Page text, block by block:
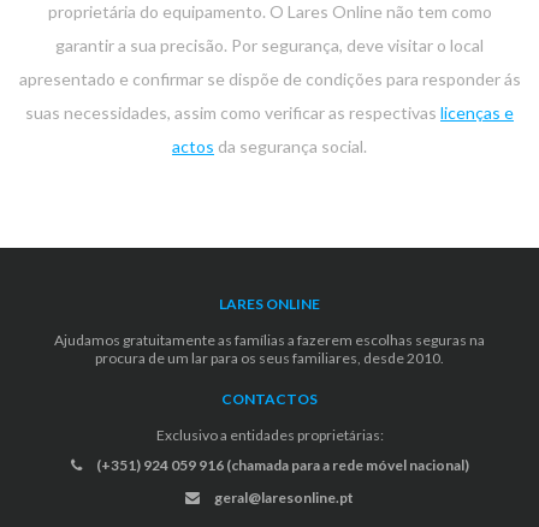
proprietária do equipamento. O Lares Online não tem como
garantir a sua precisão. Por segurança, deve visitar o local
apresentado e confirmar se dispõe de condições para responder ás
suas necessidades, assim como verificar as respectivas licenças e
actos da segurança social.
LARES ONLINE
Ajudamos gratuitamente as famílias a fazerem escolhas seguras na
procura de um lar para os seus familiares, desde 2010.
CONTACTOS
Exclusivo a entidades proprietárias:
(+351) 924 059 916 (chamada para a rede móvel nacional)
geral@laresonline.pt